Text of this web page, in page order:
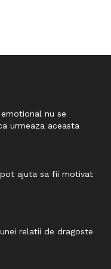
nu se
urmeaza aceasta
ajuta sa fii motivat
relatii de dragoste